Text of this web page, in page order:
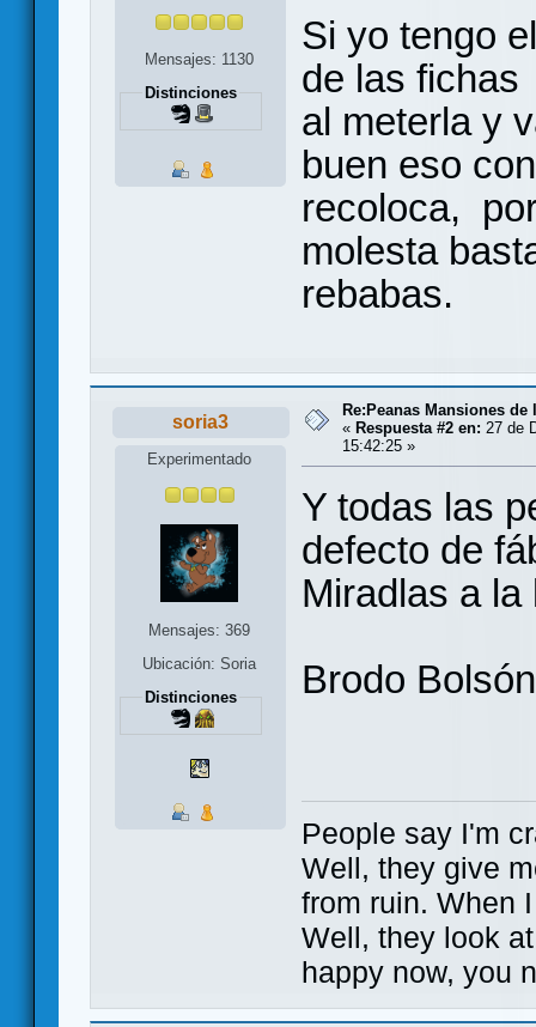
Mensajes: 1130
Distinciones
Si yo tengo
de las fichas
al meterla y
buen eso
recoloca,
molesta
rebabas.
soria3
Experimentado
Mensajes: 369
Ubicación: Soria
Distinciones
Re:Peanas Mansiones de
« Respuesta #2 en: 27 de
15:42:25 »
Y todas las
defecto de
Miradlas a
Brodo
People say I'm
Well, they give
from ruin. When
Well, they look
happy now, you